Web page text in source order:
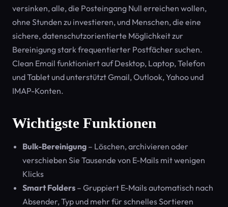
versinken, alle, die Posteingang Null erreichen wollen,
ohne Stunden zu investieren, und Menschen, die eine
sichere, datenschutzorientierte Möglichkeit zur
Bereinigung stark frequentierter Postfächer suchen.
Clean Email funktioniert auf Desktop, Laptop, Telefon
und Tablet und unterstützt Gmail, Outlook, Yahoo und
IMAP-Konten.
Wichtigste Funktionen
Bulk-Bereinigung – Löschen, archivieren oder
verschieben Sie Tausende von E-Mails mit wenigen
Klicks
Smart Folders – Gruppiert E-Mails automatisch nach
Absender, Typ und mehr für schnelles Sortieren